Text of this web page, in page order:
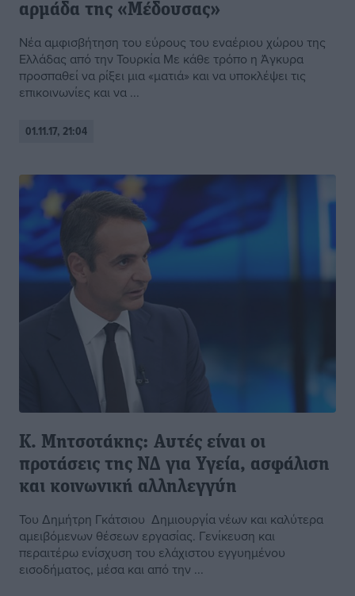
αρμάδα της «Μέδουσας»
Νέα αμφισβήτηση του εύρους του εναέριου χώρου της
Ελλάδας από την Τουρκία Με κάθε τρόπο η Άγκυρα
προσπαθεί να ρίξει μια «ματιά» και να υποκλέψει τις
επικοινωνίες και να ...
01.11.17, 21:04
Κ. Μητσοτάκης: Αυτές είναι οι
προτάσεις της ΝΔ για Υγεία, ασφάλιση
και κοινωνική αλληλεγγύη
Του Δημήτρη Γκάτσιου Δημιουργία νέων και καλύτερα
αμειβόμενων θέσεων εργασίας. Γενίκευση και
περαιτέρω ενίσχυση του ελάχιστου εγγυημένου
εισοδήματος, μέσα και από την ...